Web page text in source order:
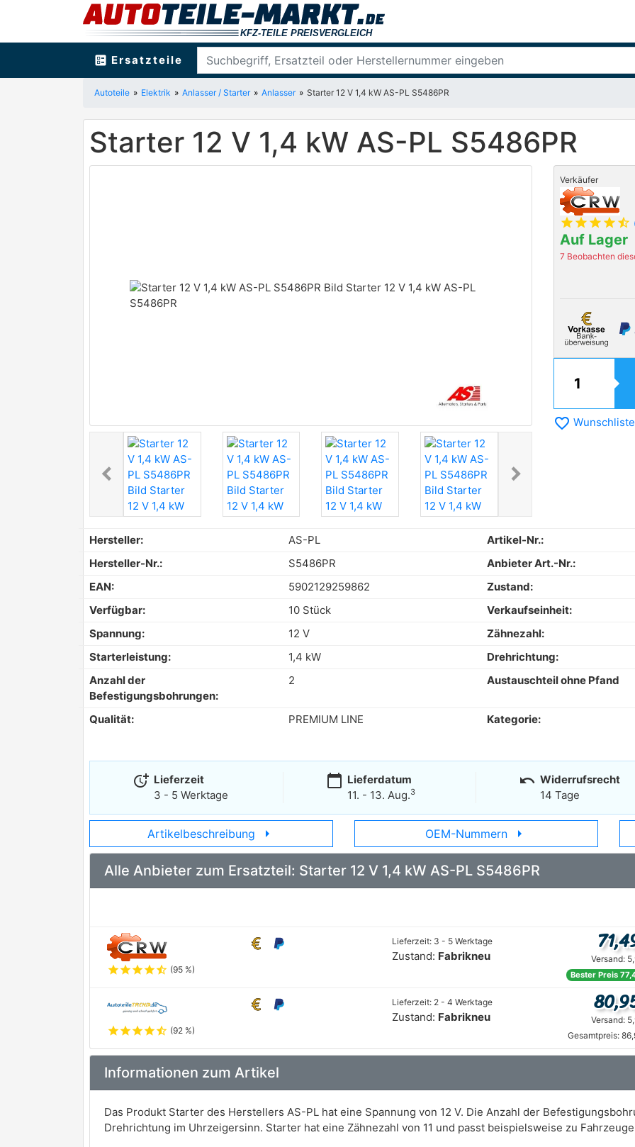
ballot Ersatzteile
Autoteile Elektrik Anlasser / Starter Anlasser Starter 12 V 1,4 kW AS-PL S5486PR
Starter 12 V 1,4 kW AS-PL S5486PR
chevron_leftPrevious chevron_right
Next
Verkäufer
star star star star star_half
Auf Lager
7 Beobachten
favorite_border Wunschliste
Hersteller: AS-PL Artikel-Nr.:
Hersteller-Nr.:
S5486PR Anbieter Art.-Nr.:
EAN:
5902129259862 Zustand:
Verfügbar:
10 Stück Verkaufseinheit:
Spannung:
12 V Zähnezahl:
Starterleistung:
1,4 kW Drehrichtung:
Anzahl der
Befestigungsbohrungen:
2 Austauschteil ohne Pfand
Qualität: PREMIUM LINE Kategorie:
more_time Lieferzeit
3 - 5 Werktage
calendar_today Lieferdatum
11. - 13. Aug.3
undo Widerrufsrecht
14 Tage
Artikelbeschreibung arrow_right OEM-Nummern arrow_right
Alle Anbieter zum Ersatzteil: Starter 12 V 1,4 kW AS-PL S5486PR
starstarstarstarstar_half (95 %)
Lieferzeit: 3 - 5 Werktage
Zustand: Fabrikneu Versand:
Bester Preis
starstarstarstarstar_half (92 %)
Lieferzeit: 2 - 4 Werktage
Zustand: Fabrikneu Versand:
Gesamtpreis:
Informationen zum Artikel
Das Produkt Starter des Herstellers AS-PL hat eine Spannung von 12 V. Die Anzahl der
Drehrichtung im Uhrzeigersinn. Starter hat eine Zähnezahl von 11 und passt beispielsweise zu